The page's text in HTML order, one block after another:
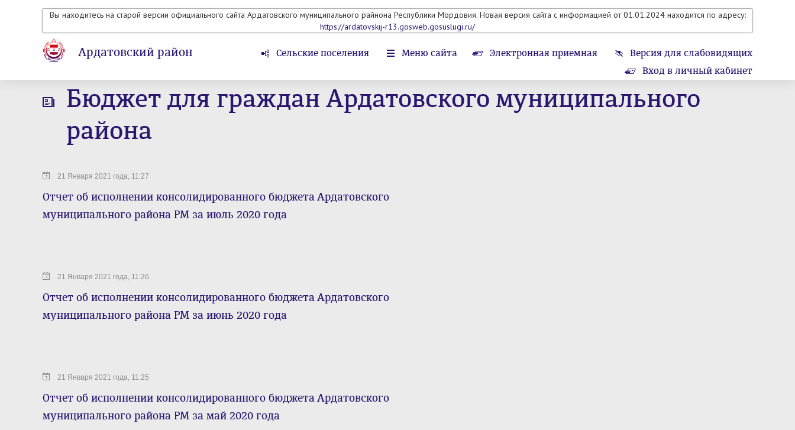
Вы находитесь на старой версии официального сайта Ардатовского муниципального райнона Республики Мордовия. Новая версия сайта с информацией от 01.01.2024 находится по адресу:
https://ardatovskij-r13.gosweb.gosuslugi.ru/
Ардатовский район Сельские поселения Меню сайта Электронная приемная
Версия для слабовидящих
Вход в личный кабинет
Бюджет для граждан Ардатовского муниципального
района
21 Января 2021 года, 11:27
Отчет об исполнении консолидированного бюджета Ардатовского
муниципального района РМ за июль 2020 года
21 Января 2021 года, 11:26
Отчет об исполнении консолидированного бюджета Ардатовского
муниципального района РМ за июнь 2020 года
21 Января 2021 года, 11:25
Отчет об исполнении консолидированного бюджета Ардатовского
муниципального района РМ за май 2020 года